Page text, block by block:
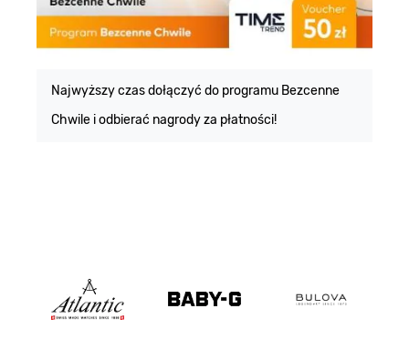
Najwyższy czas dołączyć do programu Bezcenne
Chwile i odbierać nagrody za płatności!